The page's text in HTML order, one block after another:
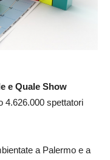
e Quale Show
4.626.000 spettatori
a Palermo e a